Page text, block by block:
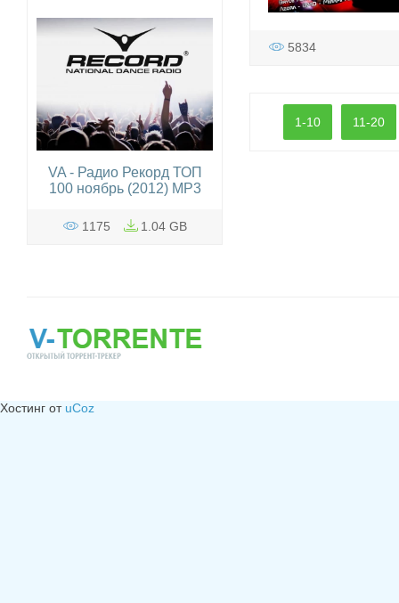
5834
1-10 11-20
VA - Радио Рекорд ТОП
100 ноябрь (2012) MP3
1175 1.04 GB
Хостинг от uCoz